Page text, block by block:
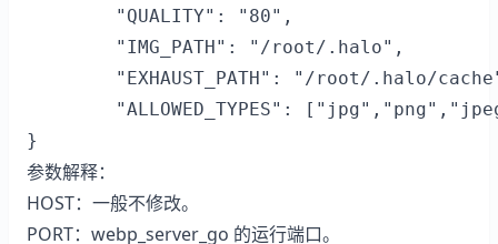
        "QUALITY": "80",
        "IMG_PATH": "/root/.halo",
"EXHAUST_PATH": "/root/.halo/
"ALLOWED_TYPES":
}
参数解释：
HOST：一般不修改。
PORT：webp_server_go 的运行端口。